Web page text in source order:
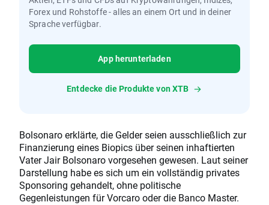
Forex und Rohstoffe - alles an einem Ort und in deiner
Sprache verfügbar.
App herunterladen
Entdecke die Produkte von XTB
Bolsonaro erklärte, die Gelder seien ausschließlich zur
Finanzierung eines Biopics über seinen inhaftierten
Vater Jair Bolsonaro vorgesehen gewesen. Laut seiner
Darstellung habe es sich um ein vollständig privates
Sponsoring gehandelt, ohne politische
Gegenleistungen für Vorcaro oder die Banco Master.